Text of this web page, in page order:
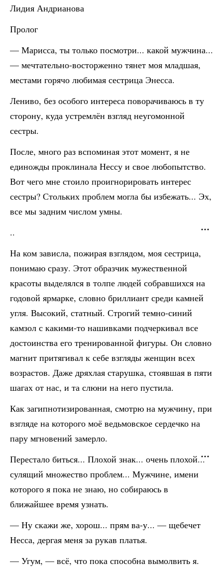
Лидия Андрианова
Пролог
— Марисса, ты только посмотри... какой мужчина...
— мечтательно-восторженно тянет моя младшая,
местами горячо любимая сестрица Энесса.
Лениво, без особого интереса поворачиваюсь в ту
сторону, куда устремлён взгляд неугомонной
сестры.
После, много раз вспоминая этот момент, я не
единожды проклинала Нессу и свое любопытство.
Вот чего мне стоило проигнорировать интерес
сестры? Стольких проблем могла бы избежать... Эх,
все мы задним числом умны.
..
На ком зависла, пожирая взглядом, моя сестрица,
понимаю сразу. Этот образчик мужественной
красоты выделялся в толпе людей собравшихся на
годовой ярмарке, словно бриллиант среди камней
угля. Высокий, статный. Строгий темно-синий
камзол с какими-то нашивками подчеркивал все
достоинства его тренированной фигуры. Он словно
магнит притягивал к себе взгляды женщин всех
возрастов. Даже дряхлая старушка, стоявшая в пяти
шагах от нас, и та слюни на него пустила.
Как загипнотизированная, смотрю на мужчину, при
взгляде на которого моё ведьмовское сердечко на
пару мгновений замерло.
Перестало биться... Плохой знак... очень плохой...
сулящий множество проблем... Мужчине, имени
которого я пока не знаю, но собираюсь в
ближайшее время узнать.
— Ну скажи же, хорош... прям ва-у... — щебечет
Несса, дергая меня за рукав платья.
— Угум, — всё, что пока способна вымолвить я.